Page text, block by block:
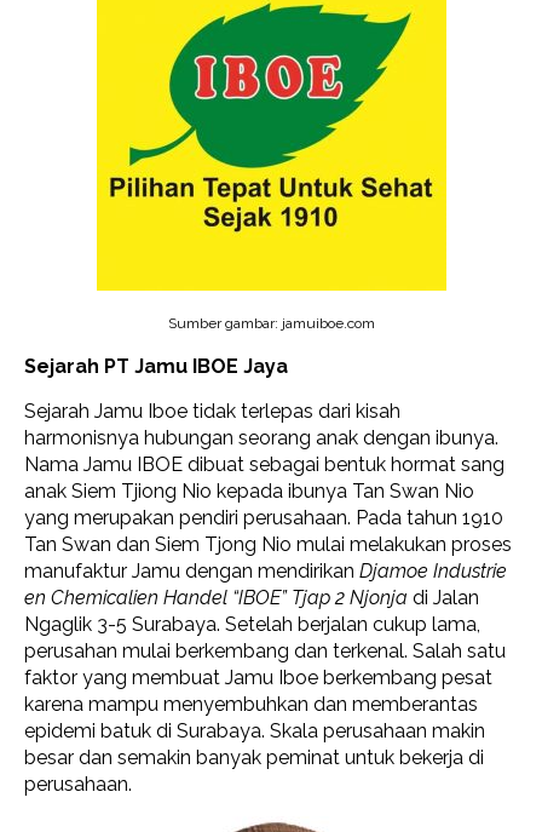
Sumber gambar: jamuiboe.com
Sejarah PT Jamu IBOE Jaya
Sejarah Jamu Iboe tidak terlepas dari kisah
harmonisnya hubungan seorang anak dengan ibunya.
Nama Jamu IBOE dibuat sebagai bentuk hormat sang
anak Siem Tjiong Nio kepada ibunya Tan Swan Nio
yang merupakan pendiri perusahaan. Pada tahun 1910
Tan Swan dan Siem Tjong Nio mulai melakukan proses
manufaktur Jamu dengan mendirikan Djamoe Industrie
en Chemicalien Handel “IBOE” Tjap 2 Njonja di Jalan
Ngaglik 3-5 Surabaya. Setelah berjalan cukup lama,
perusahan mulai berkembang dan terkenal. Salah satu
faktor yang membuat Jamu Iboe berkembang pesat
karena mampu menyembuhkan dan memberantas
epidemi batuk di Surabaya. Skala perusahaan makin
besar dan semakin banyak peminat untuk bekerja di
perusahaan.